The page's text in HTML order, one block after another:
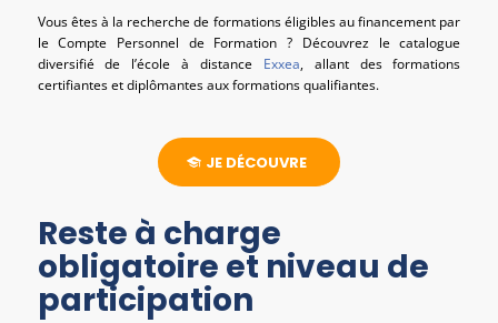
Vous êtes à la recherche de formations éligibles au financement par
le Compte Personnel de Formation ? Découvrez le catalogue
diversifié de l’école à distance Exxea, allant des formations
certifiantes et diplômantes aux formations qualifiantes.
JE DÉCOUVRE
Reste à charge
obligatoire et niveau de
participation